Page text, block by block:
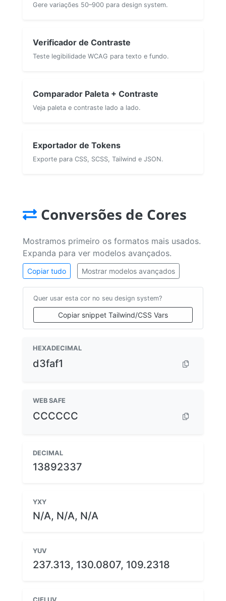
Gere variações 50–900 para design system.
Verificador de Contraste
Teste legibilidade WCAG para texto e fundo.
Comparador Paleta + Contraste
Veja paleta e contraste lado a lado.
Exportador de Tokens
Exporte para CSS, SCSS, Tailwind e JSON.
Conversões de Cores
Mostramos primeiro os formatos mais usados.
Expanda para ver modelos avançados.
Copiar tudo Mostrar modelos avançados
Quer usar esta cor no seu design system?
Copiar snippet Tailwind/CSS Vars
HEXADECIMAL
d3faf1
WEB SAFE
CCCCCC
DECIMAL
13892337
YXY
N/A, N/A, N/A
YUV
237.313, 130.0807, 109.2318
CIELUV